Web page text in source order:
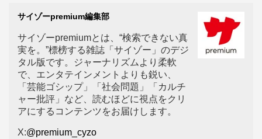
サイゾーpremium編集部
サイゾーpremiumとは、“検索できない真
実を。”標榜する雑誌「サイゾー」のデジ
タル版です。ジャーナリズムより柔軟
で、エンタテインメントよりも鋭い、
「芸能ゴシップ」「社会問題」「カルチ
ャー批評」など、読むほどに視点をクリ
アにするコンテンツをお届けします。
X:@premium_cyzo